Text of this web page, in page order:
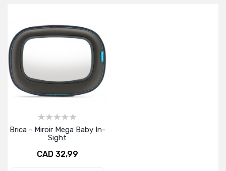
Brica - Miroir Mega Baby In-
Sight
CAD 32,99